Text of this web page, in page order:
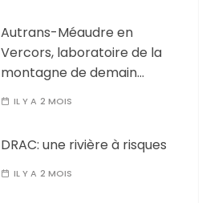
Autrans-Méaudre en
Vercors, laboratoire de la
montagne de demain…
IL Y A 2 MOIS
DRAC: une rivière à risques
IL Y A 2 MOIS